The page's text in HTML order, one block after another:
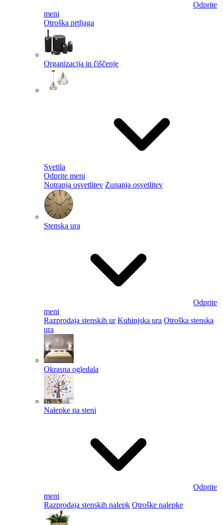
Odprite
meni
Otroška prtljaga
Organizacija in čiščenje
Svetila
Odprite meni
Notranja osvetlitev Zunanja osvetlitev
Stenska ura
Odprite
meni
Razprodaja stenskih ur Kuhinjska ura Otroška stenska
ura
Okrasna ogledala
Nalepke na steni
Odprite
meni
Razprodaja stenskih nalepk Otroške nalepke